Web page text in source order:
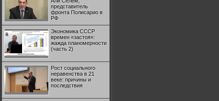
представитель
фронта Полисарио в
РФ
Экономика СССР
времен «застоя»:
жажда планомерности
(часть 2)
Рост социального
неравенства в 21
веке: причины и
последствия